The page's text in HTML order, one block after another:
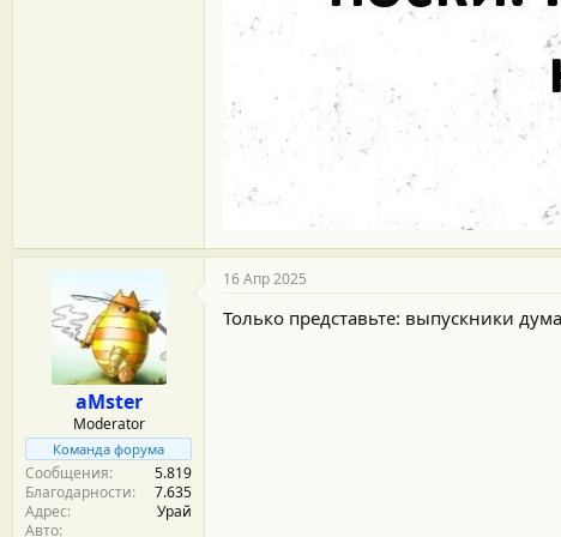
aMster
Moderator
Команда форума
Сообщения
5.819
Благодарности
7.635
Адрес
Урай
Авто
16 Апр 2025
Только представьте: выпускники